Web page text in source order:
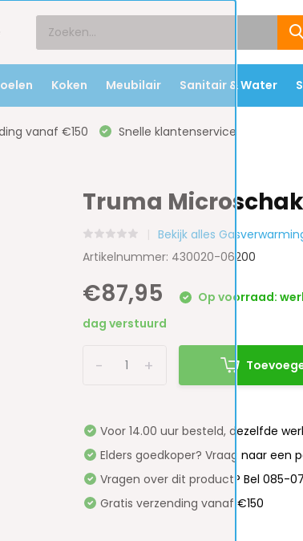
Koken Meubilair Sanitair & Water
vanaf €150 Snelle klantenservice
Truma
Bekijk alles
Artikelnummer: 430020-06200
€87,95
Op voorraad:
dag verstuurd
+
-
Voor 14.00 uur besteld, dezelfde
Elders goedkoper? Vraag naar een
Vragen over dit product? Bel 085-
Gratis verzending vanaf €150